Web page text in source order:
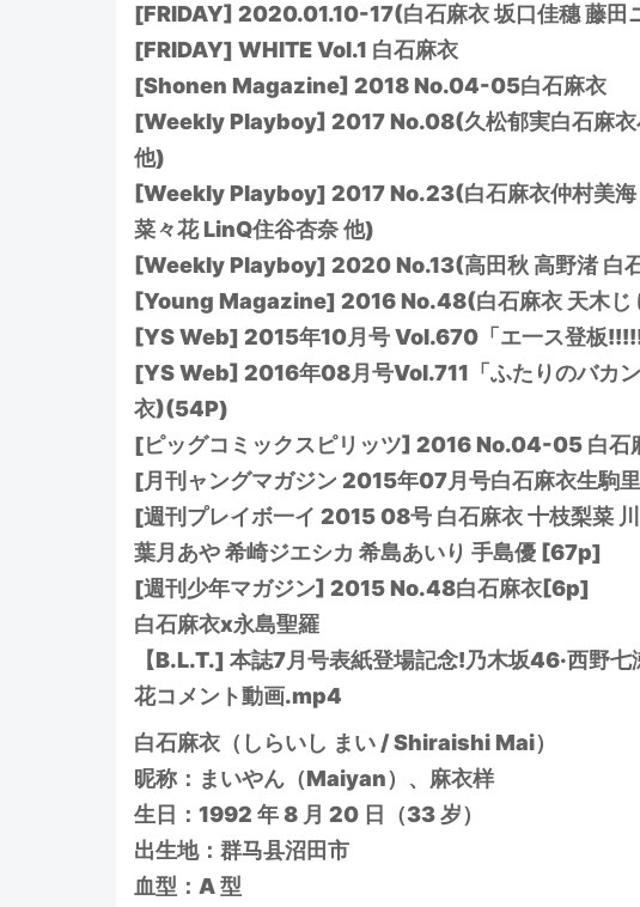
[FRIDAY] 2020.01.10-17(白石麻衣 坂口佳穗 藤田
[FRIDAY] WHITE Vol.1 白石麻衣
[Shonen Magazine] 2018 No.04-05白石麻衣
[Weekly Playboy] 2017 No.08(久松郁実白石麻衣
他)
[Weekly Playboy] 2017 No.23(白石麻衣仲村美海
菜々花 LinQ住谷杏奈 他)
[Weekly Playboy] 2020 No.13(高田秋 高野渚 白
[Young Magazine] 2016 No.48(白石麻衣 天木じ
[YS Web] 2015年10月号 Vol.670「エ一ス登板
[YS Web] 2016年08月号Vol.711「ふたりのバカ
衣)(54P)
[ピッグコミックスピリッツ] 2016 No.04-05 白
[月刊ャングマガジン 2015年07月号白石麻衣生駒
[週刊プレイボ一イ 2015 08号 白石麻衣 十枝梨菜
葉月あや 希崎ジエシカ 希島あいり 手島優 [67p]
[週刊少年マガジン] 2015 No.48白石麻衣[6p]
白石麻衣x永島聖羅
【B.L.T.] 本誌7月号表紙登場記念!乃木坂46·西野
花コメント動画.mp4
白石麻衣（しらいし まい / Shiraishi Mai）
昵称：まいやん（Maiyan）、麻衣样
生日：1992 年 8 月 20 日（33 岁）
出生地：群马县沼田市
血型：A 型